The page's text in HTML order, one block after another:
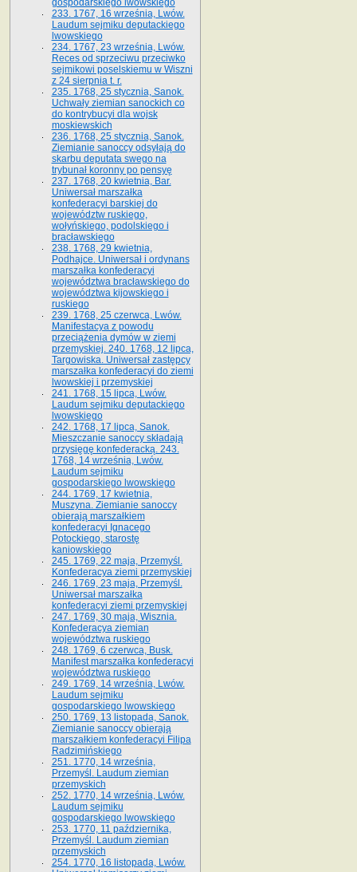
gospodarskiego lwowskiego
233. 1767, 16 września, Lwów.
Laudum sejmiku deputackiego
lwowskiego
234. 1767, 23 września, Lwów.
Reces od sprzeciwu przeciwko
sejmikowi poselskiemu w Wiszni
z 24 sierpnia t. r.
235. 1768, 25 stycznia, Sanok.
Uchwały ziemian sanockich co
do kontrybucyi dla wojsk
moskiewskich
236. 1768, 25 stycznia, Sanok.
Ziemianie sanoccy odsyłają do
skarbu deputata swego na
trybunał koronny po pensyę
237. 1768, 20 kwietnia, Bar.
Uniwersał marszałka
konfederacyi barskiej do
województw ruskiego,
wołyńskiego, podolskiego i
bracławskiego
238. 1768, 29 kwietnia,
Podhajce. Uniwersał i ordynans
marszałka konfederacyi
województwa bracławskiego do
wo­jewództwa kijowskiego i
ruskiego
239. 1768, 25 czerwca, Lwów.
Manifestacya z powodu
przeciążenia dymów w ziemi
przemyskiej. 240. 1768, 12 lipca,
Targowiska. Uniwersał zastępcy
marszałka konfederacyi do ziemi
lwowskiej i przemyskiej
241. 1768, 15 lipca, Lwów.
Laudum sejmiku deputackiego
lwowskiego
242. 1768, 17 lipca, Sanok.
Mieszczanie sanoccy składają
przysięgę konfederacką. 243.
1768, 14 września, Lwów.
Laudum sejmiku
gospodarskiego lwowskiego
244. 1769, 17 kwietnia,
Muszyna. Ziemianie sanoccy
obierają marszałkiem
konfederacyi Ignacego
Potockiego, starostę
kaniowskiego
245. 1769, 22 maja, Przemyśl.
Konfederacya ziemi przemyskiej
246. 1769, 23 maja, Przemyśl.
Uniwersał marszałka
konfederacyi ziemi przemyskiej
247. 1769, 30 maja, Wisznia.
Konfederacya ziemian
województwa ruskiego
248. 1769, 6 czerwca, Busk.
Manifest marszałka konfederacyi
województwa ruskiego
249. 1769, 14 września, Lwów.
Laudum sejmiku
gospodarskiego lwowskiego
250. 1769, 13 listopada, Sanok.
Ziemianie sanoccy obierają
marszałkiem konfederacyi Filipa
Radzimińskiego
251. 1770, 14 września,
Przemyśl. Laudum ziemian
przemyskich
252. 1770, 14 września, Lwów.
Laudum sejmiku
gospodarskiego lwowskiego
253. 1770, 11 października,
Przemyśl. Laudum ziemian
przemyskich
254. 1770, 16 listopada, Lwów.